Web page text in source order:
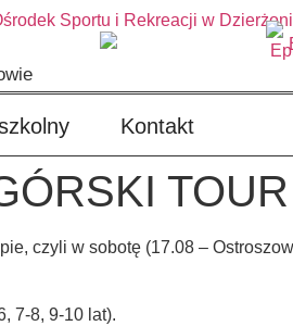
Kontakt
TOUR
czyli w sobotę (17.08 –
7-8, 9-10 lat).